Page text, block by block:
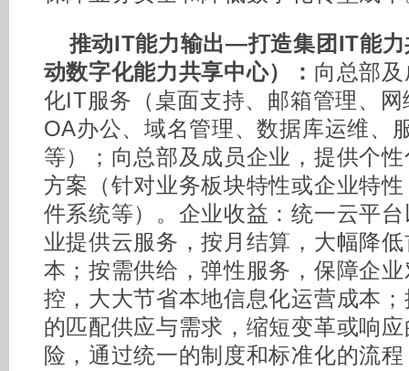
推动IT能力输出—打造集团IT能
动数字化能力共享中心）： 向总部
化IT服务（桌面支持、邮箱管理、
OA办公、域名管理、数据库运维、
等）；向总部及成员企业，提供个
方案（针对业务板块特性或企业特
件系统等）。企业收益：统一云平
业提供云服务，按月结算，大幅降
本；按需供给，弹性服务，保障企
控，大大节省本地信息化运营成本
的匹配供应与需求，缩短变革或响
险，通过统一的制度和标准化的流